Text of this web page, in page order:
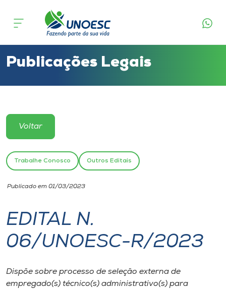
Cursos
Atendimento ao Estudante
Portal de Ensino
Unoesc
Internacionalização
I.nova
Diplomados
Publicações Legais
Voltar
Trabalhe Conosco Outros Editais
Publicado em 01/03/2023
EDITAL N.
06/UNOESC-R/2023
Dispõe sobre processo de seleção externa de
empregado(s) técnico(s) administrativo(s) para